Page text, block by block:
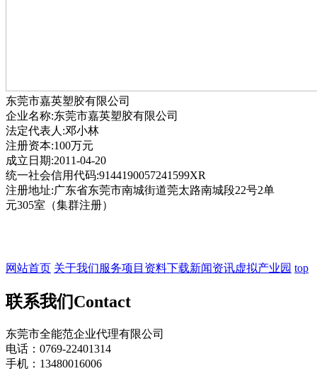
东莞市嘉英塑胶有限公司
企业名称:东莞市嘉英塑胶有限公司
法定代表人:邓小林
注册资本:100万元
成立日期:2011-04-20
统一社会信用代码:9144190057241599XR
注册地址:广东省东莞市南城街道莞太路南城段22号2单
元305室（集群注册）
网站首页 关于我们服务项目 资料下载新闻资讯虚拟产业园 top
联系我们Contact
东莞市全能范企业代理有限公司
电话：0769-22401314
手机：13480016006